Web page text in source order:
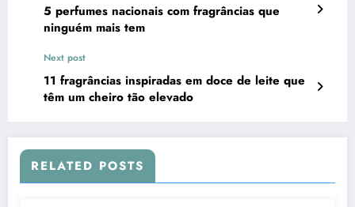
5 perfumes nacionais com fragrâncias que
ninguém mais tem
Next post
11 fragrâncias inspiradas em doce de leite que
têm um cheiro tão elevado
RELATED POSTS